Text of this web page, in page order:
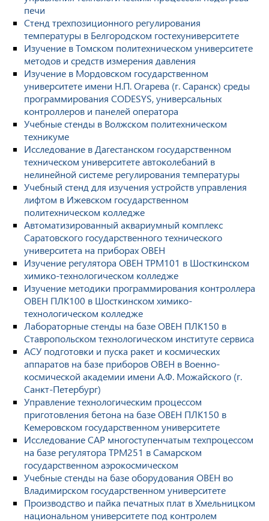
печи
Стенд трехпозиционного регулирования
температуры в Белгородском гостехуниверситете
Изучение в Томском политехническом университете
методов и средств измерения давления
Изучение в Мордовском государственном
университете имени Н.П. Огарева (г. Саранск) среды
программирования CODESYS, универсальных
контроллеров и панелей оператора
Учебные стенды в Волжском политехническом
техникуме
Исследование в Дагестанском государственном
техническом университете автоколебаний в
нелинейной системе регулирования температуры
Учебный стенд для изучения устройств управления
лифтом в Ижевском государственном
политехническом колледже
Автоматизированный аквариумный комплекс
Саратовского государственного технического
университета на приборах ОВЕН
Изучение регулятора ОВЕН ТРМ101 в Шосткинском
химико-технологическом колледже
Изучение методики программирования контроллера
ОВЕН ПЛК100 в Шосткинском химико-
технологическом колледже
Лабораторные стенды на базе ОВЕН ПЛК150 в
Ставропольском технологическом институте сервиса
АСУ подготовки и пуска ракет и космических
аппаратов на базе приборов ОВЕН в Военно-
космической академии имени А.Ф. Можайского (г.
Санкт-Петербург)
Управление технологическим процессом
приготовления бетона на базе ОВЕН ПЛК150 в
Кемеровском государственном университете
Исследование САР многоступенчатым техпроцессом
на базе регулятора ТРМ251 в Самарском
государственном аэрокосмическом
Учебные стенды на базе оборудования ОВЕН во
Владимирском государственном университете
Производство и пайка печатных плат в Хмельницком
национальном университете под контролем